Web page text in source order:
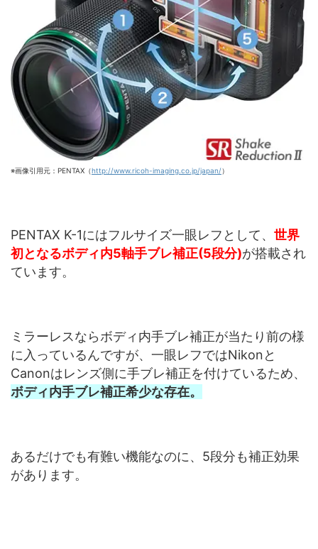
※画像引用元：PENTAX（http://www.ricoh-imaging.co.jp/japan/）
PENTAX K-1にはフルサイズ一眼レフとして、 世界
初となるボディ内5軸手ブレ補正(5段分)が搭載され
ています。
ミラーレスならボディ内手ブレ補正が当たり前の様
に入っているんですが、一眼レフではNikonと
Canonはレンズ側に手ブレ補正を付けているため、
ボディ内手ブレ補正希少な存在。
あるだけでも有難い機能なのに、5段分も補正効果
があります。